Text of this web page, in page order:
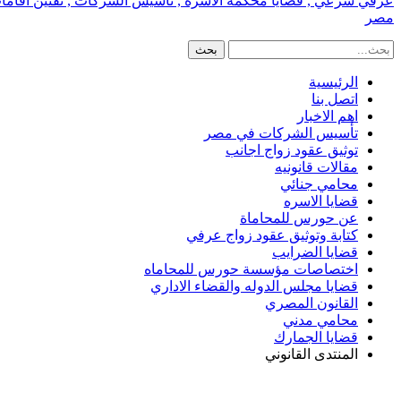
مصر
الرئيسية
اتصل بنا
اهم الاخبار
تأسيس الشركات في مصر
توثيق عقود زواج اجانب
مقالات قانونيه
محامي جنائي
قضايا الاسره
عن حورس للمحاماة
كتابة وتوثيق عقود زواج عرفي
قضايا الضرايب
اختصاصات مؤسسة حورس للمحاماه
قضايا مجلس الدوله والقضاء الاداري
القانون المصري
محامي مدني
قضايا الجمارك
المنتدى القانوني